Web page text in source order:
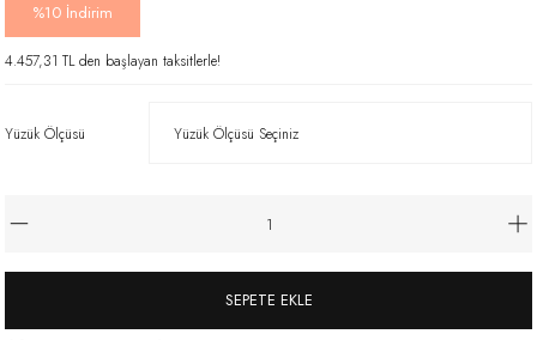
%10 İndirim
4.457,31 TL den başlayan taksitlerle!
Yüzük Ölçüsü
SEPETE EKLE